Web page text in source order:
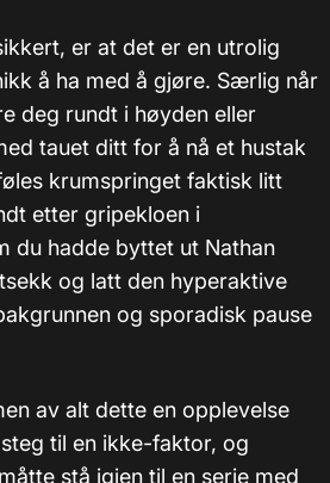
er at det er en utrolig
å ha med å gjøre. Særlig når
deg rundt i høyden eller
tauet ditt for å nå et hustak
krumspringet faktisk litt
etter gripekloen i
du hadde byttet ut Nathan
og latt den hyperaktive
og sporadisk pause
av alt dette en opplevelse
til en ikke-faktor, og
stå igjen til en serie med